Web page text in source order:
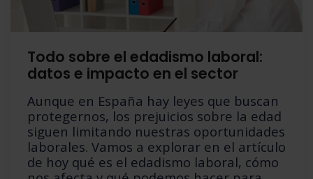
Todo sobre el edadismo laboral:
datos e impacto en el sector
Aunque en España hay leyes que buscan
protegernos, los prejuicios sobre la edad
siguen limitando nuestras oportunidades
laborales. Vamos a explorar en el artículo
de hoy qué es el edadismo laboral, cómo